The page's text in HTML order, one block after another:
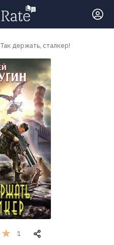
Так держать, сталкер!
1